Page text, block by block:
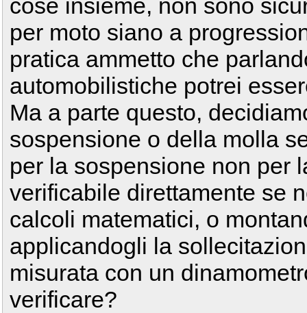
cose insieme, non sono
per moto siano a
pratica ammetto che
automobilistiche potrei
Ma a parte questo,
sospensione o della molla
per la sospensione non per
verificabile direttamente se
calcoli matematici, o
applicandogli la
misurata con un
verificare?